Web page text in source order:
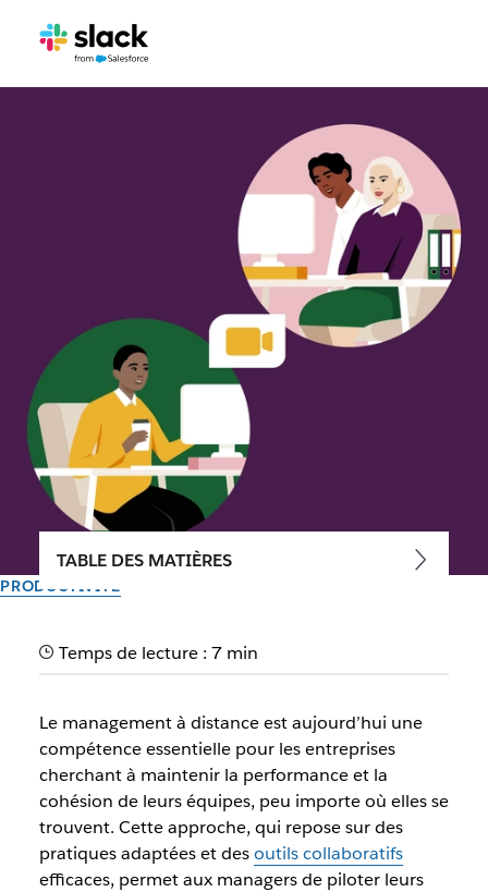
PRODUCTIVITÉ
Management à distance :
Le management à distance permet de piloter efficacement
vos équipes dispersées en utilisant des outils collaboratifs et
des méthodes adaptées.
Par l’équipe Slack
10 novembre 2024
TABLE DES MATIÈRES
Temps de lecture : 7 min
Le management à distance est aujourd’hui une
compétence essentielle pour les entreprises
cherchant à maintenir la performance et la
cohésion de leurs équipes, peu importe où elles se
trouvent. Cette approche, qui repose sur des
pratiques adaptées et desoutils collaboratifs
efficaces, permet aux managers de piloter leurs